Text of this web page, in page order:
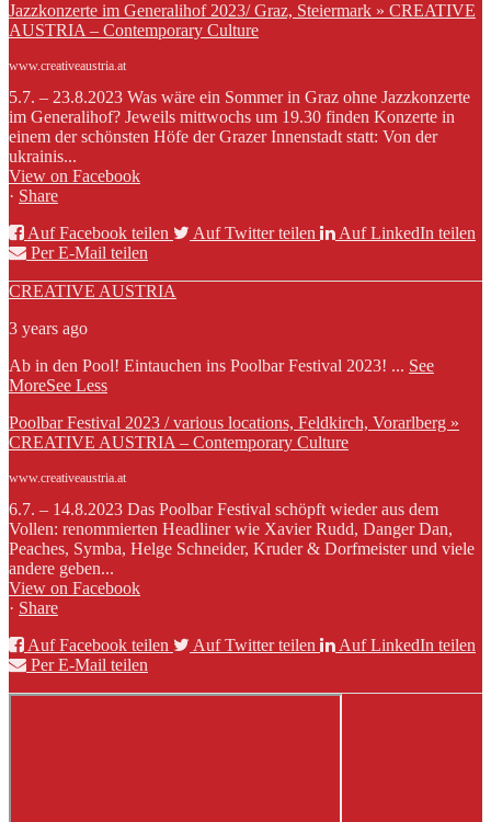
Jazzkonzerte im Generalihof 2023/ Graz, Steiermark » CREATIVE
AUSTRIA – Contemporary Culture
www.creativeaustria.at
5.7. – 23.8.2023 Was wäre ein Sommer in Graz ohne Jazzkonzerte
im Generalihof? Jeweils mittwochs um 19.30 finden Konzerte in
einem der schönsten Höfe der Grazer Innenstadt statt: Von der
ukrainis...
View on Facebook
· Share
Auf Facebook teilen
Auf Twitter teilen
Auf LinkedIn teilen
Per E-Mail teilen
CREATIVE AUSTRIA
3 years ago
Ab in den Pool! Eintauchen ins Poolbar Festival 2023! ... See
MoreSee Less
Poolbar Festival 2023 / various locations, Feldkirch, Vorarlberg »
CREATIVE AUSTRIA – Contemporary Culture
www.creativeaustria.at
6.7. – 14.8.2023 Das Poolbar Festival schöpft wieder aus dem
Vollen: renommierten Headliner wie Xavier Rudd, Danger Dan,
Peaches, Symba, Helge Schneider, Kruder & Dorfmeister und viele
andere geben...
View on Facebook
· Share
Auf Facebook teilen
Auf Twitter teilen
Auf LinkedIn teilen
Per E-Mail teilen